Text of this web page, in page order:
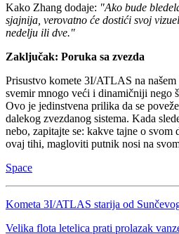
Kako Zhang dodaje: "Ako bude
sjajnija, verovatno će dostići svoj
nedelju ili dve."
Zaključak: Poruka sa zvezda
Prisustvo komete 3I/ATLAS na
svemir mnogo veći i dinamičniji nego
Ovo je jedinstvena prilika da se
dalekog zvezdanog sistema. Kada
nebo, zapitajte se: kakve tajne o svom
ovaj tihi, magloviti putnik nosi na
Space
Kometa 3I/ATLAS starija od
Velika flota letelica prati prolazak